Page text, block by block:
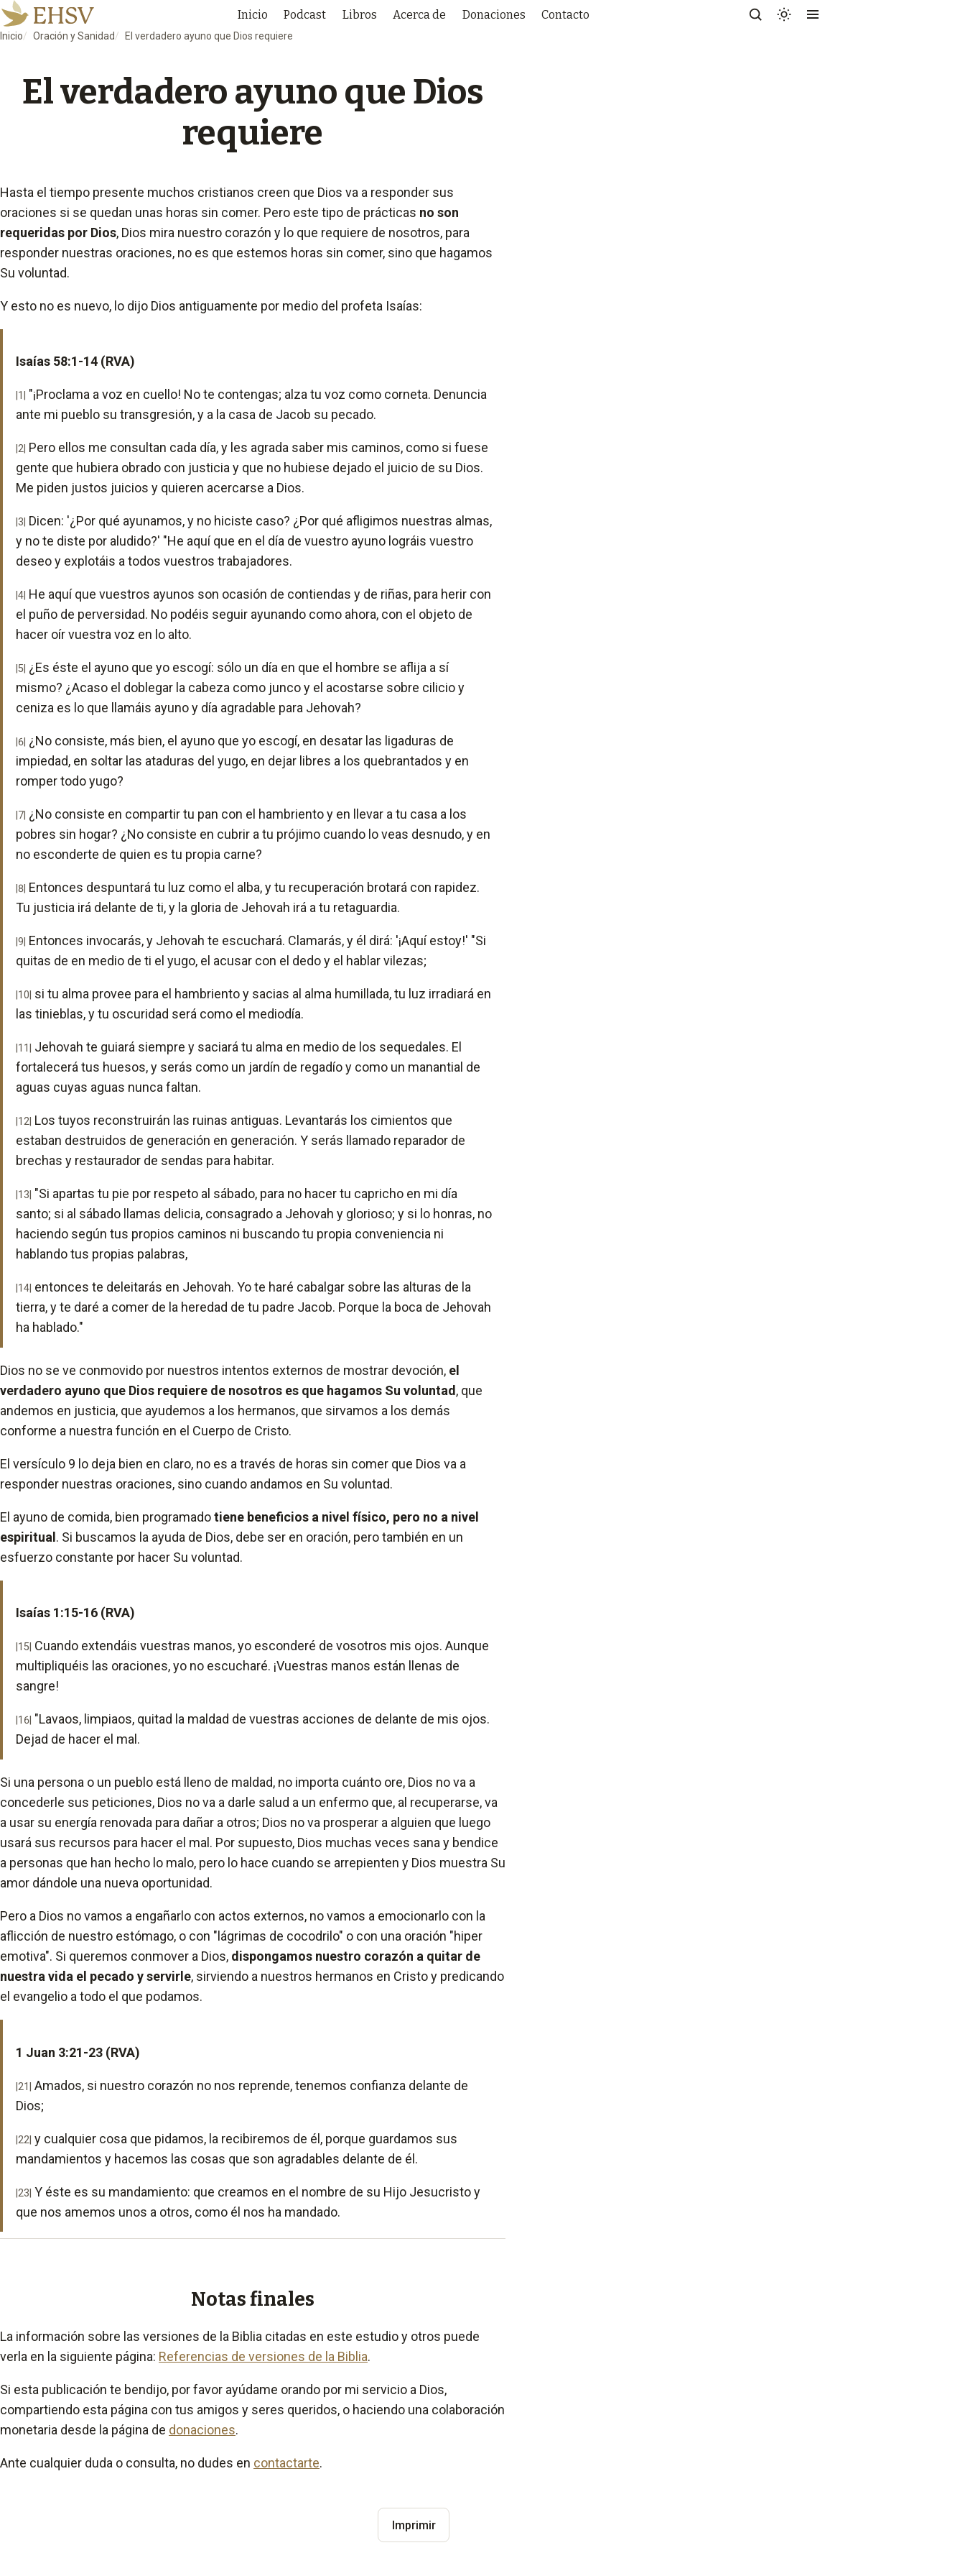
Inicio Podcast Libros Acerca de Donaciones Contacto
Inicio Oración y Sanidad El verdadero ayuno que Dios requiere
El verdadero ayuno que Dios
requiere
Hasta el tiempo presente muchos cristianos creen que Dios va a responder sus
oraciones si se quedan unas horas sin comer. Pero este tipo de prácticas no son
requeridas por Dios, Dios mira nuestro corazón y lo que requiere de nosotros, para
responder nuestras oraciones, no es que estemos horas sin comer, sino que hagamos
Su voluntad.
Y esto no es nuevo, lo dijo Dios antiguamente por medio del profeta Isaías:
Isaías 58:1-14 (RVA)
|1|
"¡Proclama a voz en cuello! No te contengas; alza tu voz como corneta. Denuncia
ante mi pueblo su transgresión, y a la casa de Jacob su pecado.
|2| Pero ellos me consultan cada día, y les agrada saber mis caminos, como si fuese
gente que hubiera obrado con justicia y que no hubiese dejado el juicio de su Dios.
Me piden justos juicios y quieren acercarse a Dios.
|3| Dicen: '¿Por qué ayunamos, y no hiciste caso? ¿Por qué afligimos nuestras almas,
y no te diste por aludido?' "He aquí que en el día de vuestro ayuno lográis vuestro
deseo y explotáis a todos vuestros trabajadores.
|4| He aquí que vuestros ayunos son ocasión de contiendas y de riñas, para herir con
el puño de perversidad. No podéis seguir ayunando como ahora, con el objeto de
hacer oír vuestra voz en lo alto.
|5| ¿Es éste el ayuno que yo escogí: sólo un día en que el hombre se aflija a sí
mismo? ¿Acaso el doblegar la cabeza como junco y el acostarse sobre cilicio y
ceniza es lo que llamáis ayuno y día agradable para Jehovah?
|6| ¿No consiste, más bien, el ayuno que yo escogí, en desatar las ligaduras de
impiedad, en soltar las ataduras del yugo, en dejar libres a los quebrantados y en
romper todo yugo?
|7| ¿No consiste en compartir tu pan con el hambriento y en llevar a tu casa a los
pobres sin hogar? ¿No consiste en cubrir a tu prójimo cuando lo veas desnudo, y en
no esconderte de quien es tu propia carne?
|8| Entonces despuntará tu luz como el alba, y tu recuperación brotará con rapidez.
Tu justicia irá delante de ti, y la gloria de Jehovah irá a tu retaguardia.
|9| Entonces invocarás, y Jehovah te escuchará. Clamarás, y él dirá: '¡Aquí estoy!' "Si
quitas de en medio de ti el yugo, el acusar con el dedo y el hablar vilezas;
|10| si tu alma provee para el hambriento y sacias al alma humillada, tu luz irradiará en
las tinieblas, y tu oscuridad será como el mediodía.
|11|
Jehovah te guiará siempre y saciará tu alma en medio de los sequedales. El
fortalecerá tus huesos, y serás como un jardín de regadío y como un manantial de
aguas cuyas aguas nunca faltan.
|12| Los tuyos reconstruirán las ruinas antiguas. Levantarás los cimientos que
estaban destruidos de generación en generación. Y serás llamado reparador de
brechas y restaurador de sendas para habitar.
|13| "Si apartas tu pie por respeto al sábado, para no hacer tu capricho en mi día
santo; si al sábado llamas delicia, consagrado a Jehovah y glorioso; y si lo honras, no
haciendo según tus propios caminos ni buscando tu propia conveniencia ni
hablando tus propias palabras,
|14| entonces te deleitarás en Jehovah. Yo te haré cabalgar sobre las alturas de la
tierra, y te daré a comer de la heredad de tu padre Jacob. Porque la boca de Jehovah
ha hablado."
Dios no se ve conmovido por nuestros intentos externos de mostrar devoción, el
verdadero ayuno que Dios requiere de nosotros es que hagamos Su voluntad, que
andemos en justicia, que ayudemos a los hermanos, que sirvamos a los demás
conforme a nuestra función en el Cuerpo de Cristo.
El versículo 9 lo deja bien en claro, no es a través de horas sin comer que Dios va a
responder nuestras oraciones, sino cuando andamos en Su voluntad.
El ayuno de comida, bien programadotiene beneficios a nivel físico, pero no a nivel
espiritual. Si buscamos la ayuda de Dios, debe ser en oración, pero también en un
esfuerzo constante por hacer Su voluntad.
Isaías 1:15-16 (RVA)
|15| Cuando extendáis vuestras manos, yo esconderé de vosotros mis ojos. Aunque
multipliquéis las oraciones, yo no escucharé. ¡Vuestras manos están llenas de
sangre!
|16| "Lavaos, limpiaos, quitad la maldad de vuestras acciones de delante de mis ojos.
Dejad de hacer el mal.
Si una persona o un pueblo está lleno de maldad, no importa cuánto ore, Dios no va a
concederle sus peticiones, Dios no va a darle salud a un enfermo que, al recuperarse, va
a usar su energía renovada para dañar a otros; Dios no va prosperar a alguien que luego
usará sus recursos para hacer el mal. Por supuesto, Dios muchas veces sana y bendice
a personas que han hecho lo malo, pero lo hace cuando se arrepienten y Dios muestra Su
amor dándole una nueva oportunidad.
Pero a Dios no vamos a engañarlo con actos externos, no vamos a emocionarlo con la
aflicción de nuestro estómago, o con "lágrimas de cocodrilo" o con una oración "hiper
emotiva". Si queremos conmover a Dios, dispongamos nuestro corazón a quitar de
nuestra vida el pecado y servirle, sirviendo a nuestros hermanos en Cristo y predicando
el evangelio a todo el que podamos.
1 Juan 3:21-23 (RVA)
|21| Amados, si nuestro corazón no nos reprende, tenemos confianza delante de
Dios;
|22| y cualquier cosa que pidamos, la recibiremos de él, porque guardamos sus
mandamientos y hacemos las cosas que son agradables delante de él.
|23| Y éste es su mandamiento: que creamos en el nombre de su Hijo Jesucristo y
que nos amemos unos a otros, como él nos ha mandado.
Notas finales
La información sobre las versiones de la Biblia citadas en este estudio y otros puede
verla en la siguiente página: Referencias de versiones de la Biblia.
Si esta publicación te bendijo, por favor ayúdame orando por mi servicio a Dios,
compartiendo esta página con tus amigos y seres queridos, o haciendo una colaboración
monetaria desde la página de donaciones.
Ante cualquier duda o consulta, no dudes en contactarte.
Imprimir